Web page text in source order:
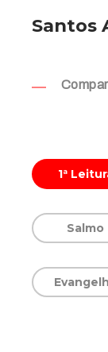
Santos
1ª
Salmo